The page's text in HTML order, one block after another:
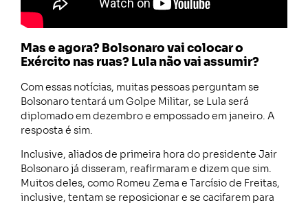
Mas e agora? Bolsonaro vai colocar o
Exército nas ruas? Lula não vai assumir?
Com essas notícias, muitas pessoas perguntam se
Bolsonaro tentará um Golpe Militar, se Lula será
diplomado em dezembro e empossado em janeiro. A
resposta é sim.
Inclusive, aliados de primeira hora do presidente Jair
Bolsonaro já disseram, reafirmaram e dizem que sim.
Muitos deles, como Romeu Zema e Tarcísio de Freitas,
inclusive, tentam se reposicionar e se cacifarem para